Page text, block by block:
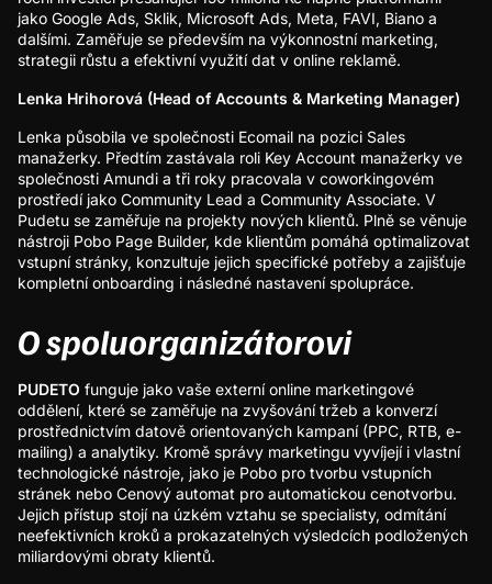
jako Google Ads, Sklik, Microsoft Ads, Meta, FAVI, Biano a
dalšími. Zaměřuje se především na výkonnostní marketing,
strategii růstu a efektivní využití dat v online reklamě.
Lenka Hrihorová (Head of Accounts & Marketing Manager)
Lenka působila ve společnosti Ecomail na pozici Sales
manažerky. Předtím zastávala roli Key Account manažerky ve
společnosti Amundi a tři roky pracovala v coworkingovém
prostředí jako Community Lead a Community Associate. V
Pudetu se zaměřuje na projekty nových klientů. Plně se věnuje
nástroji Pobo Page Builder, kde klientům pomáhá optimalizovat
vstupní stránky, konzultuje jejich specifické potřeby a zajišťuje
kompletní onboarding i následné nastavení spolupráce.
​O spoluorganizátorovi
PUDETO funguje jako vaše externí online marketingové
oddělení, které se zaměřuje na zvyšování tržeb a konverzí
prostřednictvím datově orientovaných kampaní (PPC, RTB, e-
mailing) a analytiky. Kromě správy marketingu vyvíjejí i vlastní
technologické nástroje, jako je Pobo pro tvorbu vstupních
stránek nebo Cenový automat pro automatickou cenotvorbu.
Jejich přístup stojí na úzkém vztahu se specialisty, odmítání
neefektivních kroků a prokazatelných výsledcích podložených
miliardovými obraty klientů.